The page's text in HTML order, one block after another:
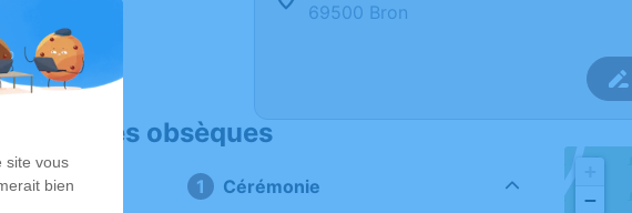
69500 Bron
Déroulé des obsèques
Cérémonie
−